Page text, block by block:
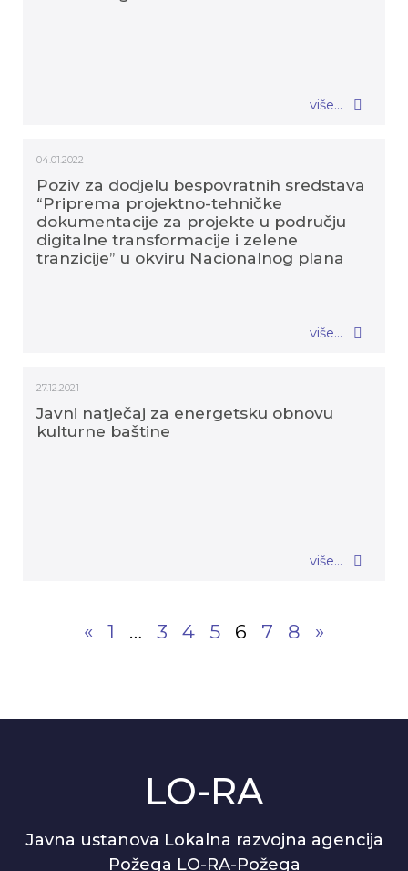
više...
04.01.2022
Poziv za dodjelu bespovratnih sredstava
“Priprema projektno-tehničke
dokumentacije za projekte u području
digitalne transformacije i zelene
tranzicije” u okviru Nacionalnog plana
više...
27.12.2021
Javni natječaj za energetsku obnovu
kulturne baštine
više...
« 1 … 3 4 5 6 7 8 »
LO-RA
Javna ustanova Lokalna razvojna agencija
Požega LO-RA-Požega